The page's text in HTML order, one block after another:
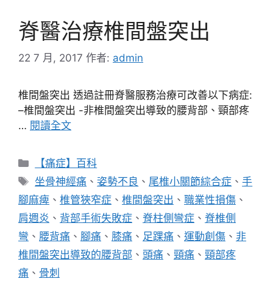
脊醫治療椎間盤突出
22 7 月, 2017 作者: admin
椎間盤突出 透過註冊脊醫服務治療可改善以下病症:
–椎間盤突出 -非椎間盤突出導致的腰背部、頸部疼
… 閱讀全文
分
類
【痛症】百科
標
籤
坐骨神經痛 、姿勢不良 、 尾椎小關節綜合症 、手
腳麻痺 、 椎管狹窄症 、 椎間盤突出 、 職業性損傷 、
肩週炎 、 背部手術失敗症 、 脊柱側彎症 、 脊椎側
彎 、 腰背痛 、 腳痛 、 膝痛 、 足踝痛 、 運動創傷 、 非
椎間盤突出導致的腰背部 、 頭痛 、 頸痛 、 頸部疼
痛 、 骨刺